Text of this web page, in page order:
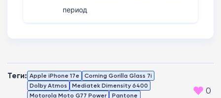
период
Теги: Apple iPhone 17e
Corning Gorilla Glass 7i
Dolby Atmos
Mediatek Dimensity 6400
Motorola Moto G77 Power
Pantone
0